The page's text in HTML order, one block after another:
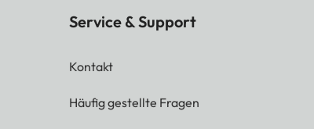
Service & Support
Kontakt
Häufig gestellte Fragen